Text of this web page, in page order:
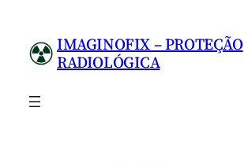
conteúdo
IMAGINOFIX – PROTEÇÃO
RADIOLÓGICA